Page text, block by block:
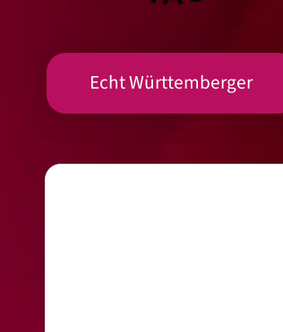
Echt Württemberger